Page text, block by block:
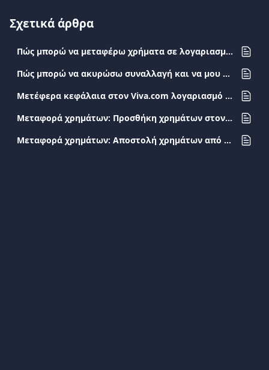
Σχετικά άρθρα
Πώς μπορώ να μεταφέρω χρήματα σε λογαριασμό άλλης τράπεζας;
Πώς μπορώ να ακυρώσω συναλλαγή και να μου επιστραφούν τα χρήματα;
Μετέφερα κεφάλαια στον Viva.com λογαριασμό μου από άλλη τράπεζα. Πότε θα είναι διαθέσιμο το ποσό;
Μεταφορά χρημάτων: Προσθήκη χρημάτων στον λογαριασμό Viva.com
Μεταφορά χρημάτων: Αποστολή χρημάτων από Viva.com λογαριασμό